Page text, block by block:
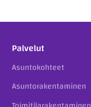
Palvelut
Asuntokohteet
Asuntorakentaminen